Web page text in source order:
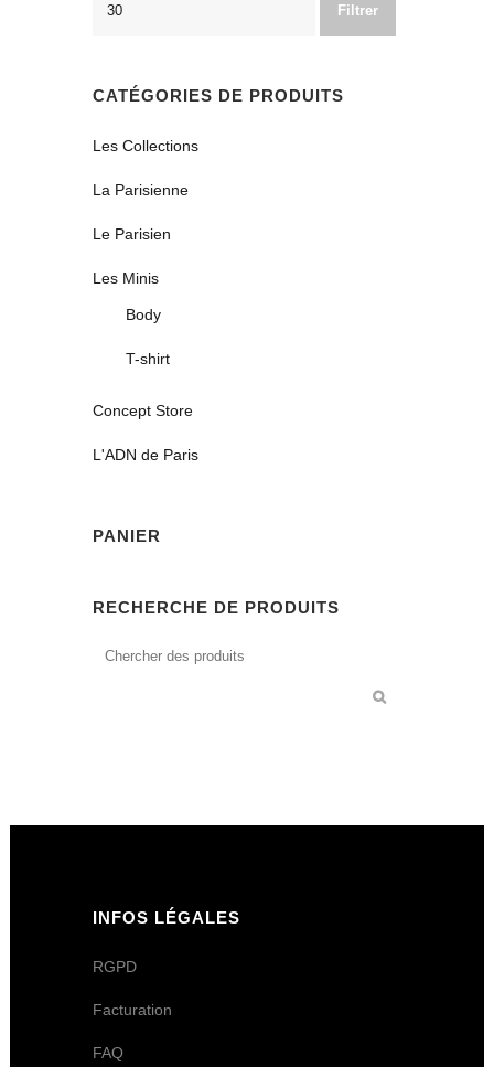
Filtrer
CATÉGORIES DE PRODUITS
Les Collections
La Parisienne
Le Parisien
Les Minis
Body
T-shirt
Concept Store
L'ADN de Paris
PANIER
RECHERCHE DE PRODUITS
INFOS LÉGALES
RGPD
Facturation
FAQ